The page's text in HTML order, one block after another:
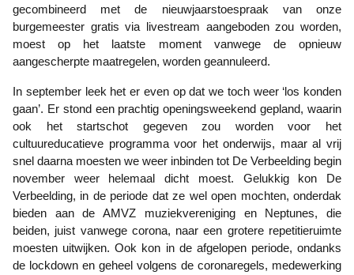
gecombineerd met de nieuwjaarstoespraak van onze
burgemeester gratis via livestream aangeboden zou worden,
moest op het laatste moment vanwege de opnieuw
aangescherpte maatregelen, worden geannuleerd.
In september leek het er even op dat we toch weer ‘los konden
gaan’. Er stond een prachtig openingsweekend gepland, waarin
ook het startschot gegeven zou worden voor het
cultuureducatieve programma voor het onderwijs, maar al vrij
snel daarna moesten we weer inbinden tot De Verbeelding begin
november weer helemaal dicht moest. Gelukkig kon De
Verbeelding, in de periode dat ze wel open mochten, onderdak
bieden aan de AMVZ muziekvereniging en Neptunes, die
beiden, juist vanwege corona, naar een grotere repetitieruimte
moesten uitwijken. Ook kon in de afgelopen periode, ondanks
de lockdown en geheel volgens de coronaregels, medewerking